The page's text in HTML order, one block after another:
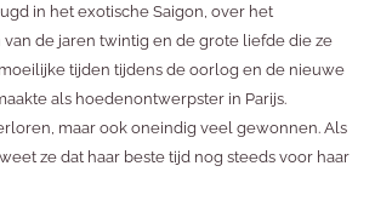
in het exotische Saigon, over het
de jaren twintig en de grote liefde die ze
tijden tijdens de oorlog en de nieuwe
als hoedenontwerpster in Parijs.
maar ook oneindig veel gewonnen. Als
ze dat haar beste tijd nog steeds voor haar